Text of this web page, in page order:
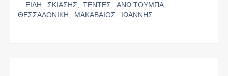
ΕΙΔΗ, ΣΚΙΑΣΗΣ, ΤΕΝΤΕΣ,
ΑΝΩ ΤΟΥΜΠΑ,
ΘΕΣΣΑΛΟΝΙΚΗ,
ΜΑΚΑΒΑΙΟΣ, ΙΩΑΝΝΗΣ